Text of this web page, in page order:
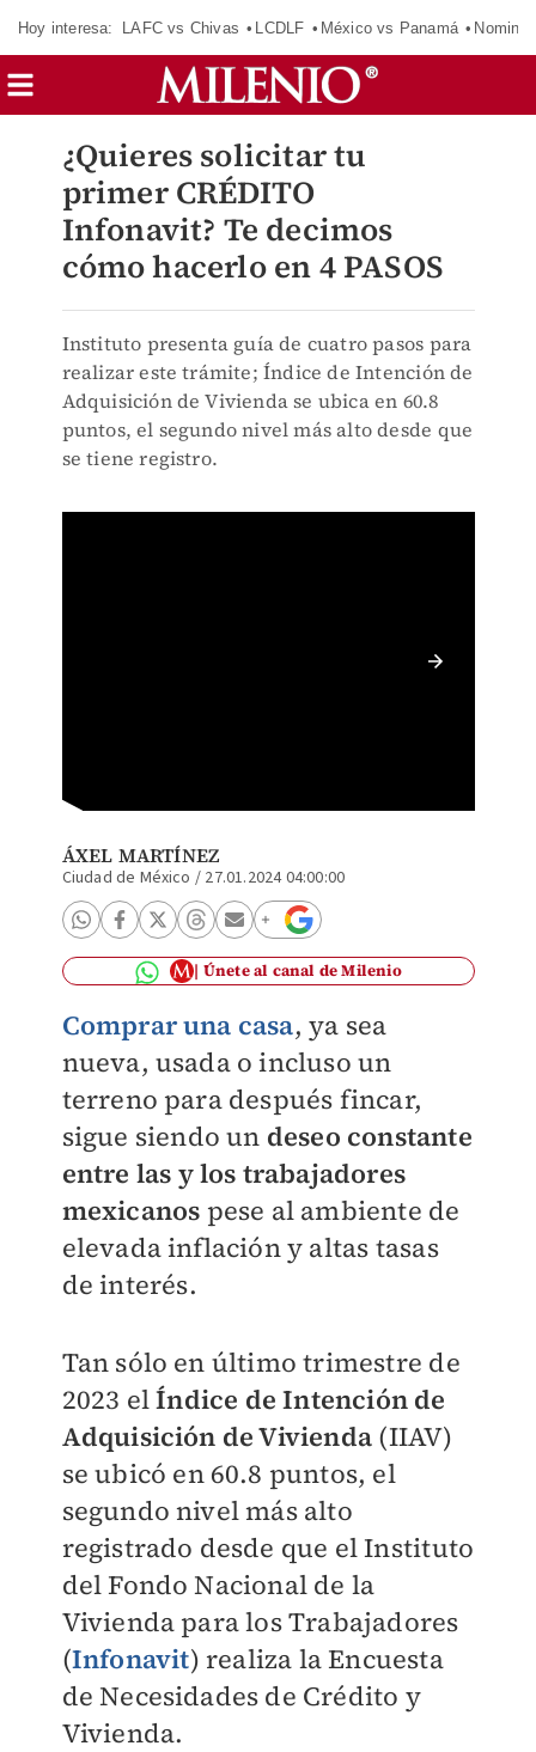
Hoy interesa: LAFC vs Chivas LCDLF México vs Panamá
¿Quieres solicitar tu
primer CRÉDITO
Infonavit? Te decimos
cómo hacerlo en 4 PASOS
Instituto presenta guía de cuatro pasos para
realizar este trámite; Índice de Intención de
Adquisición de Vivienda se ubica en 60.8
puntos, el segundo nivel más alto desde que
se tiene registro.
ÁXEL MARTÍNEZ
Ciudad de México / 27.01.2024 04:00:00
Únete al canal de Milenio
Comprar una casa, ya sea
nueva, usada o incluso un
terreno para después fincar,
sigue siendo un deseo constante
entre las y los trabajadores
mexicanos pese al ambiente de
elevada inflación y altas tasas
de interés.
Tan sólo en último trimestre de
2023 elÍndice de Intención de
Adquisición de Vivienda (IIAV)
se ubicó en 60.8 puntos, el
segundo nivel más alto
registrado desde que el Instituto
del Fondo Nacional de la
Vivienda para los Trabajadores
(Infonavit) realiza la Encuesta
de Necesidades de Crédito y
Vivienda.